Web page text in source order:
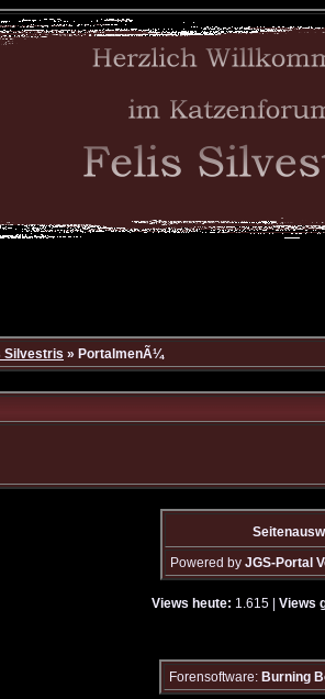
Silvestris » PortalmenÃ¼
Powered by JGS-Portal
Views heute: 1.615 | Views
Forensoftware: Burning